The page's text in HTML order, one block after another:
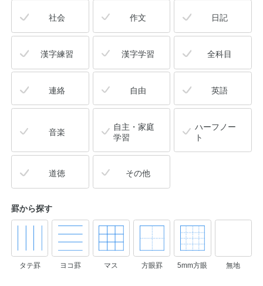
社会 作文 日記
漢字練習 漢字学習 全科目
連絡 自由 英語
音楽
自主・家庭
学習
ハーフノー
ト
道徳 その他
罫から探す
タテ罫 ヨコ罫 マス 方眼罫 5mm方眼 無地